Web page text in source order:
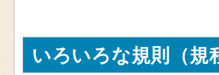
いろいろな規則（規